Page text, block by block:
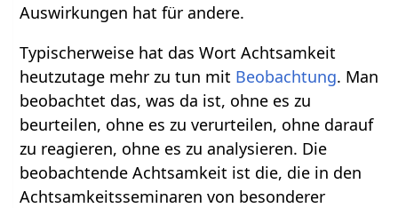
Auswirkungen hat für andere.
Typischerweise hat das Wort Achtsamkeit
heutzutage mehr zu tun mit Beobachtung. Man
beobachtet das, was da ist, ohne es zu
beurteilen, ohne es zu verurteilen, ohne darauf
zu reagieren, ohne es zu analysieren. Die
beobachtende Achtsamkeit ist die, die in den
Achtsamkeitsseminaren von besonderer